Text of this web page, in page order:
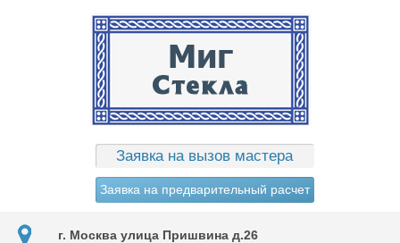
Заявка на вызов мастера
Заявка на предварительный расчет
г. Москва улица Пришвина д.26